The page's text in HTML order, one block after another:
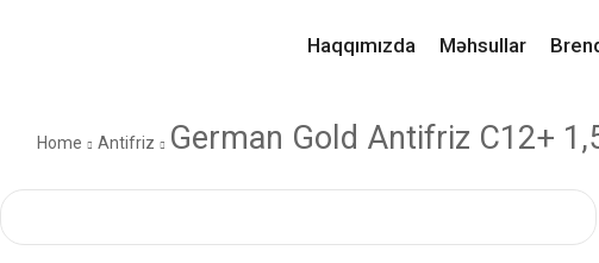
Haqqımızda Məhsullar
Home Antifriz German Gold Antifriz C12+